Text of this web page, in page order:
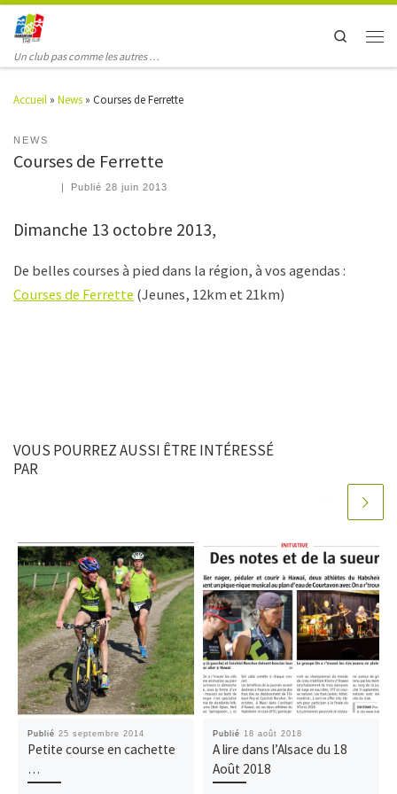
Un club pas comme les autres …
Search
Accueil » News » Courses de Ferrette
NEWS
Courses de Ferrette
| Publié28 juin 2013
Dimanche 13 octobre 2013,
De belles courses à pied dans la région, à vos agendas :
Courses de Ferrette (Jeunes, 12km et 21km)
VOUS POURREZ AUSSI ÊTRE INTÉRESSÉ
PAR
Publié 25 septembre 2014
Petite course en cachette
…
Publié 18 août 2018
A lire dans l’Alsace du 18
Août 2018